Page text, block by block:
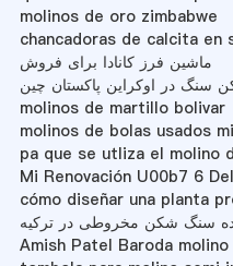
molinos de oro zimbabwe
chancadoras de calcita en
ماشین فرز کانادا برای فروش
سنگ در اوکراین پاکستان چین
molinos de martillo bolivar
molinos de bolas usados
pa que se utliza el molino
Mi Renovación U00b7 6
cómo diseñar una planta
سنگ شکن مخروطی در ترکیه
Amish Patel Baroda